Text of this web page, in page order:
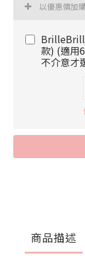
以優惠價加
款) (適用
不介意才
商品描述